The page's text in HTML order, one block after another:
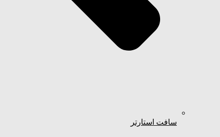
سافت استارتر